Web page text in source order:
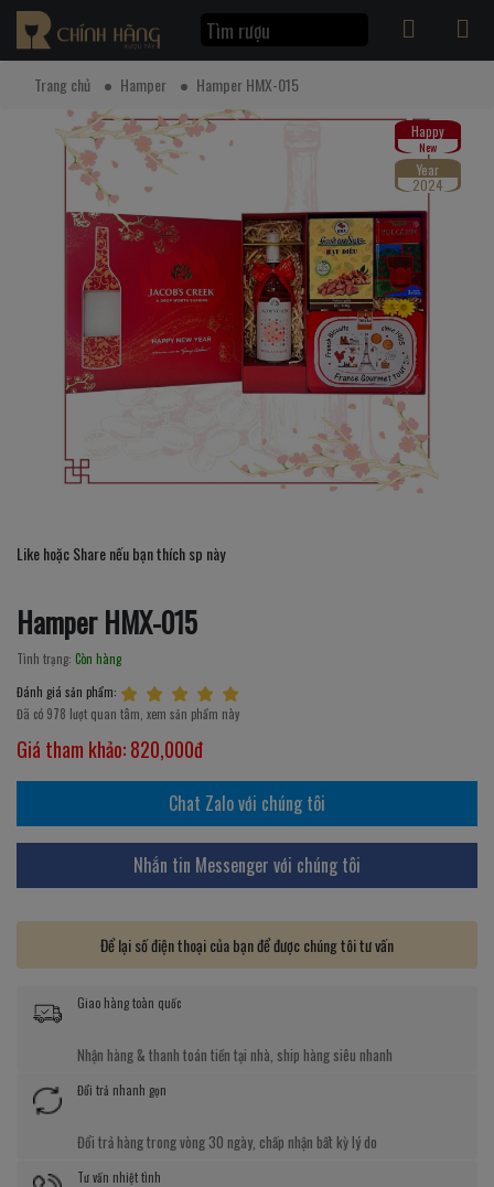
Trang chủ Hamper Hamper HMX-015
Happy
New
Year
2024
Like hoặc Share nếu bạn thích sp này
Hamper HMX-015
Tình trạng: Còn hàng
Đánh giá sản phẩm:
Đã có 978 lượt quan tâm, xem sản phẩm này
Giá tham khảo:820,000đ
Chat Zalo với chúng tôi
Nhắn tin Messenger với chúng tôi
Để lại số điện thoại của bạn để được chúng tôi tư vấn
Giao hàng toàn quốc
Nhận hàng & thanh toán tiền tại nhà, ship hàng siêu nhanh
Đổi trả nhanh gọn
Đổi trả hàng trong vòng 30 ngày, chấp nhận bất kỳ lý do
Tư vấn nhiệt tình